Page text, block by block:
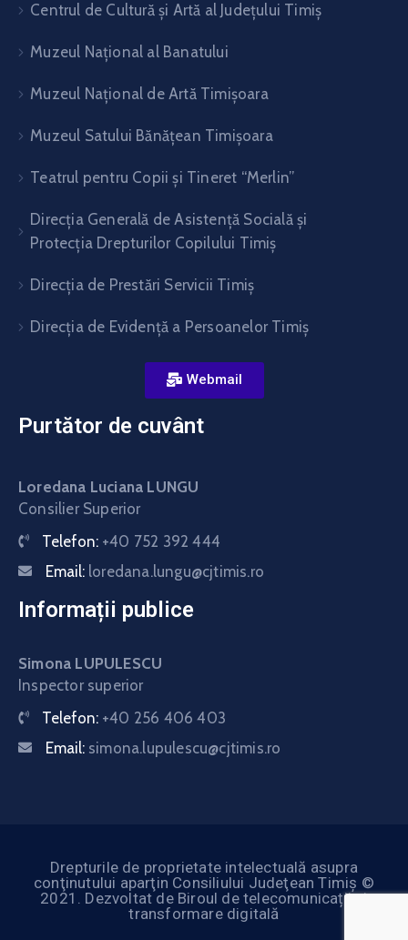
Centrul de Cultură şi Artă al Judeţului Timiş
Muzeul Național al Banatului
Muzeul Național de Artă Timişoara
Muzeul Satului Bănăţean Timişoara
Teatrul pentru Copii şi Tineret “Merlin”
Direcția Generală de Asistență Socială și
Protecția Drepturilor Copilului Timiș
Direcţia de Prestări Servicii Timiş
Direcţia de Evidenţă a Persoanelor Timiş
Webmail
Purtător de cuvânt
Loredana Luciana LUNGU
Consilier Superior
Telefon: +40 752 392 444
Email: loredana.lungu@cjtimis.ro
Informații publice
Simona LUPULESCU
Inspector superior
Telefon: +40 256 406 403
Email: simona.lupulescu@cjtimis.ro
Drepturile de proprietate intelectuală asupra
conţinutului aparţin Consiliului Judeţean Timiş ©
2021. Dezvoltat de Biroul de telecomunicații și
transformare digitală